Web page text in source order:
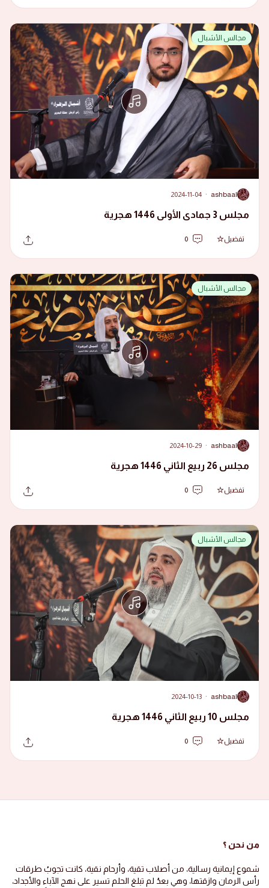
مجالس الأشبال
A
ashbaal
·
2024-11-04
مجلس 3 جمادى الأولى 1446 هجرية
تفضيل 0
مجالس الأشبال
A
ashbaal
·
2024-10-29
مجلس 26 ربيع الثاني 1446 هجرية
تفضيل 0
مجالس الأشبال
A
ashbaal
·
2024-10-13
مجلس 10 ربيع الثاني 1446 هجرية
تفضيل 0
من نحن ؟
شموع إيمانية رسالية، من أصلاب تقية، وأرحام نقية، كانت تجوبُ طرقات
رأس الرمان وازقتها، وهي بعدُ لم تبلغ الحلم تسير على نهج الآباء والأجداد،